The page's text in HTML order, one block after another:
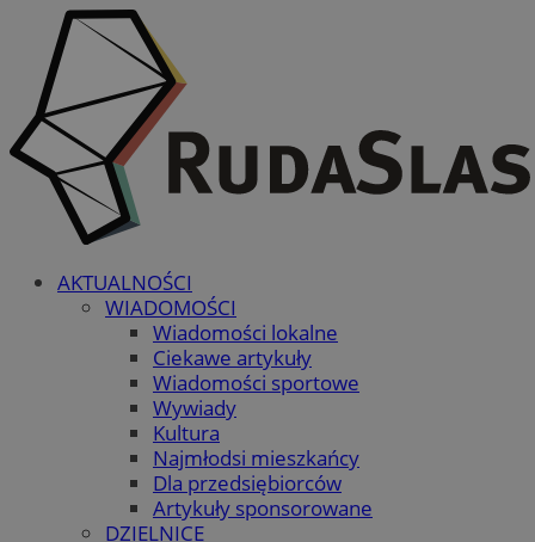
AKTUALNOŚCI
WIADOMOŚCI
Wiadomości lokalne
Ciekawe artykuły
Wiadomości sportowe
Wywiady
Kultura
Najmłodsi mieszkańcy
Dla przedsiębiorców
Artykuły sponsorowane
DZIELNICE